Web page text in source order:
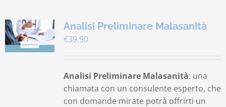
Lavora con noi
Carrello
Analisi Preliminare Malasanità
€39.90
Analisi Preliminare Malasanità: una
chiamata con un consulente esperto, che
con domande mirate potrà offrirti un